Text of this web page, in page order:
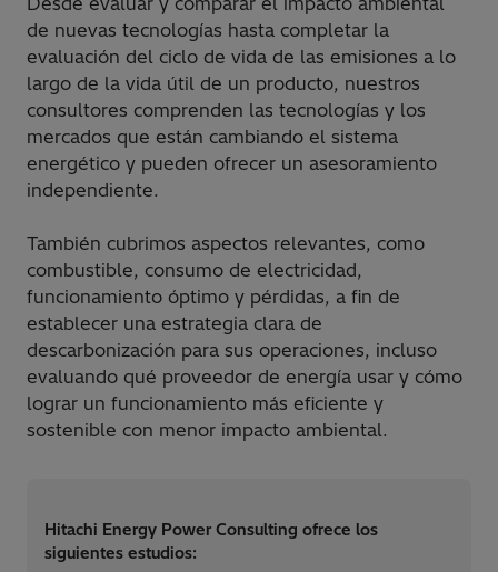
de nuevas tecnologías hasta completar la
evaluación del ciclo de vida de las emisiones a lo
largo de la vida útil de un producto, nuestros
consultores comprenden las tecnologías y los
mercados que están cambiando el sistema
energético y pueden ofrecer un asesoramiento
independiente.
También cubrimos aspectos relevantes, como
combustible, consumo de electricidad,
funcionamiento óptimo y pérdidas, a fin de
establecer una estrategia clara de
descarbonización para sus operaciones, incluso
evaluando qué proveedor de energía usar y cómo
lograr un funcionamiento más eficiente y
sostenible con menor impacto ambiental.
Hitachi Energy Power Consulting ofrece los
siguientes estudios: